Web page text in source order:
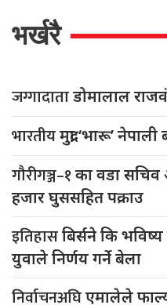
भर्खरै
जग्गादाताडोमालाल
भारतीयमुद्रा ‘भारू’
गौरीगञ्ज–१का वडा
हजार घुससहित पक्राउ
इतिहासबिर्सने कि
युवाले निर्णय गर्ने बेला
निर्वाचनअघिएमालेले